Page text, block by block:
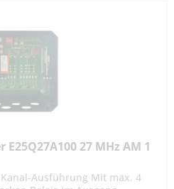
27 MHz AM 1
Ausführung Mit max. 4